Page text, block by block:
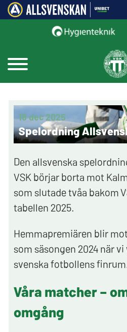
18 dec 2025
Spelordning
Den allsvenska
VSK börjar borta mot
som slutade tvåa bakom
tabellen 2025.
Hemmapremiären blir
som säsongen 2024 när
svenska fotbollens
Våra matcher –
omgång